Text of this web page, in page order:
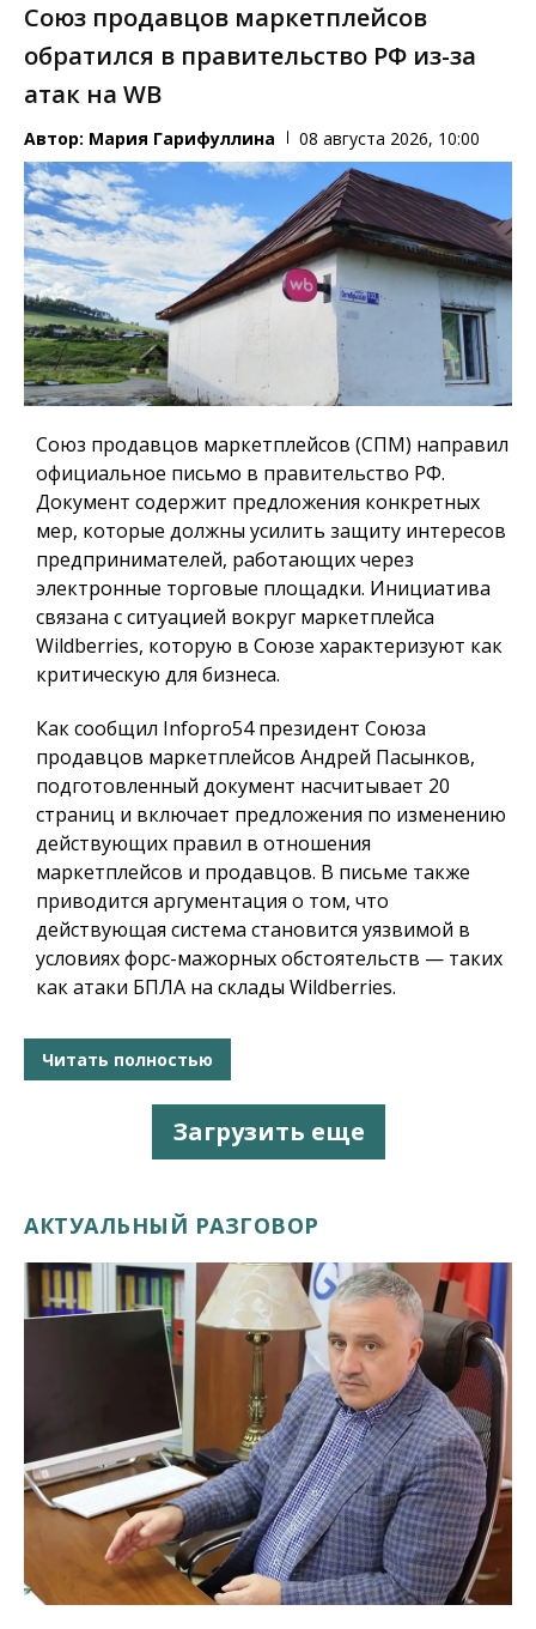
Союз продавцов маркетплейсов
обратился в правительство РФ из-за
атак на WB
Автор: Мария Гарифуллина 08 августа 2026, 10:00
Союз продавцов маркетплейсов (СПМ) направил
официальное письмо в правительство РФ.
Документ содержит предложения конкретных
мер, которые должны усилить защиту интересов
предпринимателей, работающих через
электронные торговые площадки. Инициатива
связана с ситуацией вокруг маркетплейса
Wildberries, которую в Союзе характеризуют как
критическую для бизнеса.
Как сообщил Infopro54президент Союза
продавцов маркетплейсов Андрей Пасынков,
подготовленный документ насчитывает 20
страниц и включает предложения по изменению
действующих правил в отношения
маркетплейсов и продавцов. В письме также
приводится аргументация о том, что
действующая система становится уязвимой в
условиях форс-мажорных обстоятельств — таких
как атаки БПЛА на склады Wildberries.
Читать полностью
Загрузить еще
АКТУАЛЬНЫЙ РАЗГОВОР